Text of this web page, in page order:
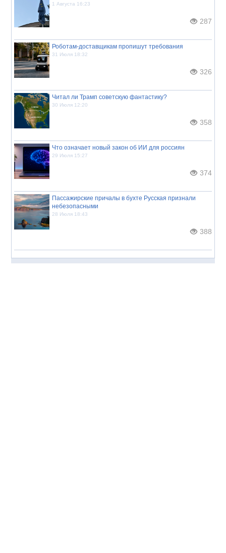
1 Августа 16:23
287
Роботам-доставщикам пропишут требования
31 Июля 18:32
326
Читал ли Трамп советскую фантастику?
30 Июля 12:20
358
Что означает новый закон об ИИ для россиян
29 Июля 15:27
374
Пассажирские причалы в бухте Русская признали
небезопасными
28 Июля 18:43
388